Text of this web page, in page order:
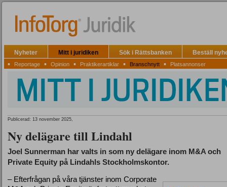
Nyheter Mitt i juridiken Sök i Rättsbanken Beställ
▪ Reportage ▪ Opinion ▪ Praktikerartiklar ▪ Branschnytt ▪ Platsannonser
Publicerad: 13 november 2025,
Ny delägare till Lindahl
Joel Sunnerman har valts in som ny delägare inom M&A och
Private Equity på Lindahls Stockholmskontor.
– Efterfrågan på våra tjänster inom Corporate